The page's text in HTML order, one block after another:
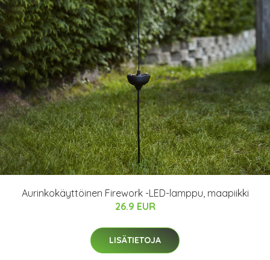
Aurinkokäyttöinen Firework -LED-lamppu, maapiikki
26.9 EUR
LISÄTIETOJA